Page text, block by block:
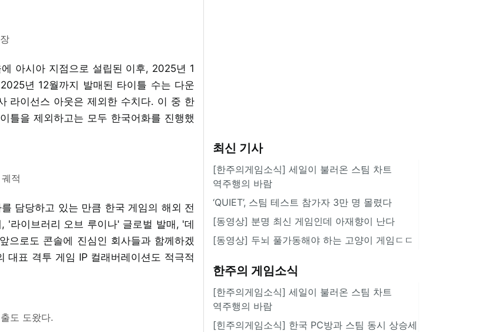
아시아 지점으로 설립된 이후, 2025년 1
년 12월까지 발매된 타이틀 수는 다운
라이선스 아웃은 제외한 수치다. 이 중 한
틀을 제외하고는 모두 한국어화를 진행했
적
담당하고 있는 만큼 한국 게임의 해외 전
'라이브러리 오브 루이나' 글로벌 발매, '데
으로도 콘솔에 진심인 회사들과 함께하겠
대표 격투 게임 IP 컬래버레이션도 적극적
도 도왔다.
최신 기사
[한주의게임소식] 세일이 불러온 스팀 차트
역주행의 바람
‘QUIET’, 스팀 테스트 참가자 3만 명 몰렸다
[동영상] 분명 최신 게임인데 아재향이 난다
[동영상] 두뇌 풀가동해야 하는 고양이 게임ㄷㄷ
한주의 게임소식
[한주의게임소식] 세일이 불러온 스팀 차트
역주행의 바람
[힌주의게임소식] 한국 PC방과 스팀 동시 상승세